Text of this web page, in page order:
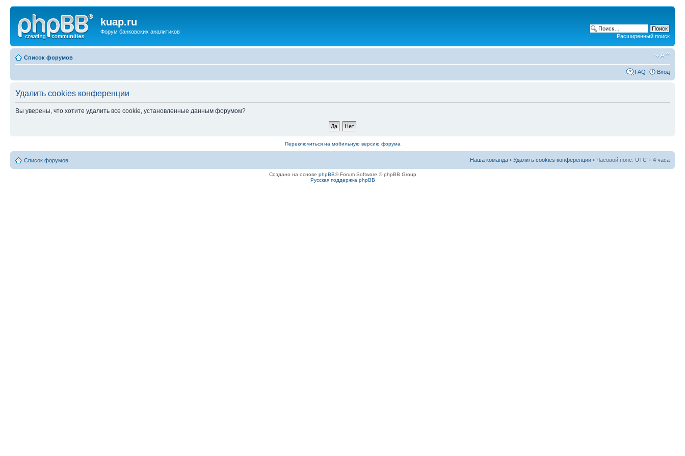
kuap.ru
Форум банковских аналитиков
Расширенный поиск
Список форумов
FAQ Вход
Удалить cookies конференции
Вы уверены, что хотите удалить все cookie, установленные данным форумом?
Переключиться на мобильную версию форума
Список форумов Наша команда • Удалить cookies конференции • Часовой пояс: UTC + 4 часа
Создано на основе phpBB® Forum Software © phpBB Group
Русская поддержка phpBB